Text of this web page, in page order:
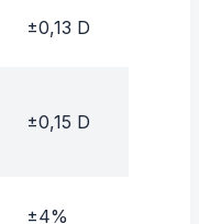
±0,13 D
±0,15 D
±4%